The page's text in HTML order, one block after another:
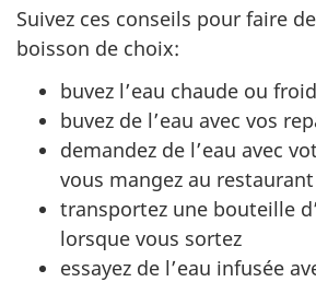
Suivez ces conseils pour faire
boisson de choix:
buvez l’eau chaude ou
buvez de l’eau avec vos
demandez de l’eau avec
vous mangez au restaurant
transportez une bouteille
lorsque vous sortez
essayez de l’eau infusée